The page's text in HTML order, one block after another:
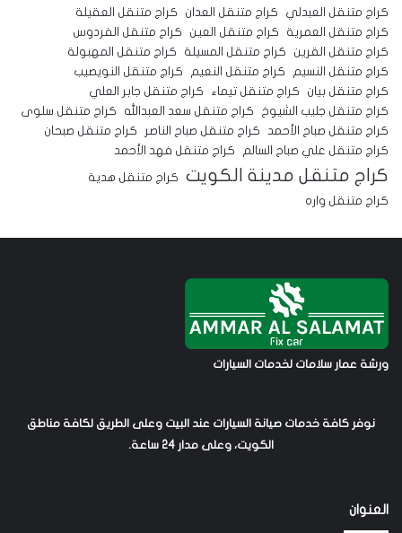
كراج متنقل العبدلي
كراج متنقل العدان
كراج متنقل العقيلة
كراج متنقل العمرية
كراج متنقل العين
كراج متنقل الفردوس
كراج متنقل القرين
كراج متنقل المسيلة
كراج متنقل المهبولة
كراج متنقل النسيم
كراج متنقل النعيم
كراج متنقل النويصيب
كراج متنقل بيان
كراج متنقل تيماء
كراج متنقل جابر العلي
كراج متنقل جليب الشيوخ
كراج متنقل سعد العبدالله
كراج متنقل سلوى
كراج متنقل صباح الأحمد
كراج متنقل صباح الناصر
كراج متنقل صبحان
كراج متنقل علي صباح السالم
كراج متنقل فهد الأحمد
كراج متنقل مدينة الكويت
كراج متنقل هدية
كراج متنقل واره
ورشة عمار سلامات لخدمات السيارات
نوفر كافة خدمات صيانة السيارات عند البيت وعلى الطريق لكافة مناطق
الكويت، وعلى مدار 24 ساعة.
العنوان